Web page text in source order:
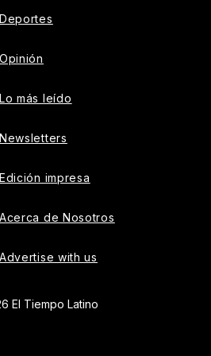
Deportes
Opinión
Lo más leído
Newsletters
Edición impresa
Acerca de Nosotros
Advertise with us
El Tiempo Latino